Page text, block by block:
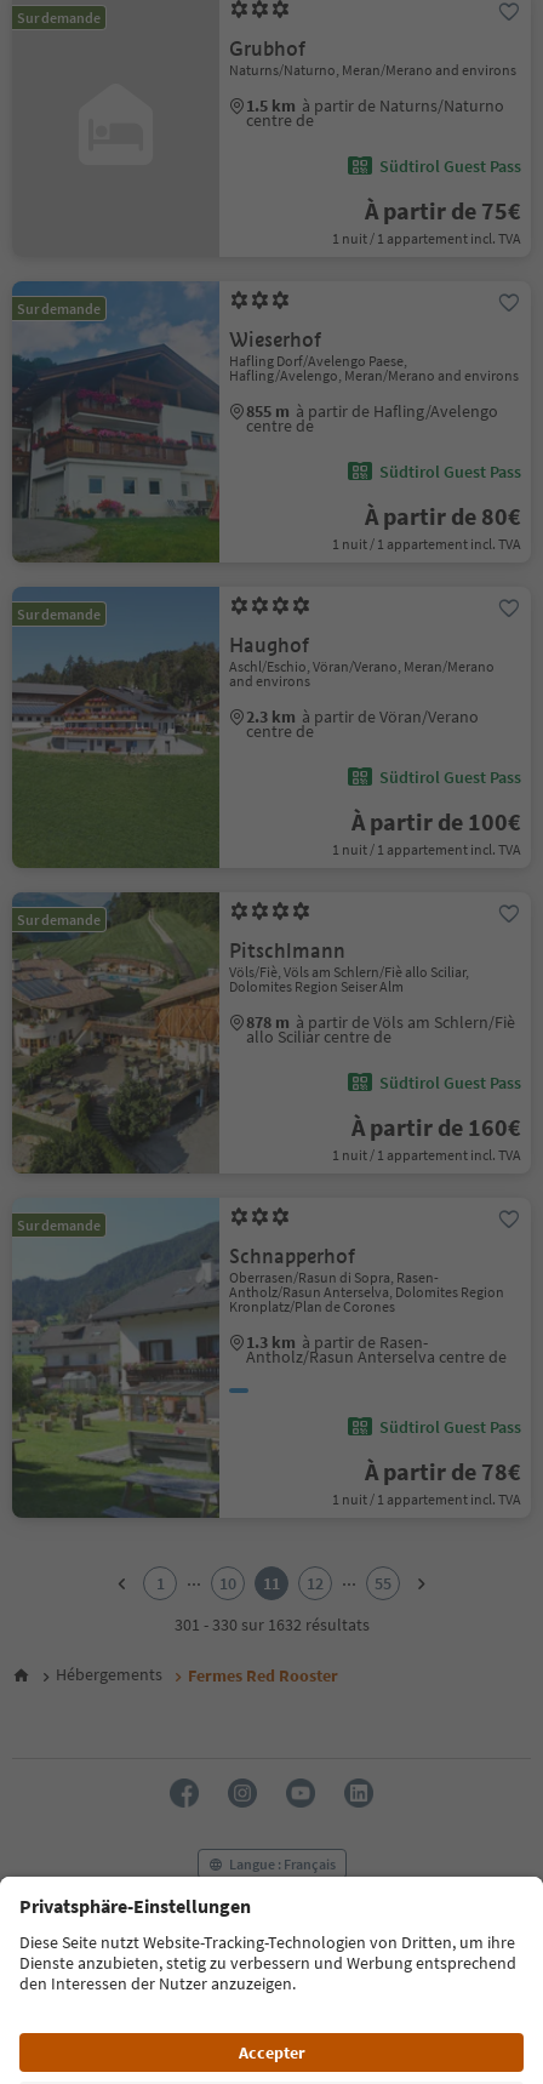
Sur demande
Grubhof
Naturns/Naturno, Meran/Merano and environs
1.5 km à partir de Naturns/Naturno
centre de
Südtirol Guest Pass
À partir de 75€
1 nuit / 1 appartement incl. TVA
Sur demande
Wieserhof
Hafling Dorf/Avelengo Paese,
Hafling/Avelengo, Meran/Merano and environs
855 m à partir de Hafling/Avelengo
centre de
Südtirol Guest Pass
À partir de 80€
1 nuit / 1 appartement incl. TVA
Sur demande
Haughof
Aschl/Eschio, Vöran/Verano, Meran/Merano
and environs
2.3 km à partir de Vöran/Verano
centre de
Südtirol Guest Pass
À partir de 100€
1 nuit / 1 appartement incl. TVA
Sur demande
Pitschlmann
Völs/Fiè, Völs am Schlern/Fiè allo Sciliar,
Dolomites Region Seiser Alm
878 m à partir de Völs am Schlern/Fiè
allo Sciliar centre de
Südtirol Guest Pass
À partir de 160€
1 nuit / 1 appartement incl. TVA
Sur demande
Schnapperhof
Oberrasen/Rasun di Sopra, Rasen-
Antholz/Rasun Anterselva, Dolomites Region
Kronplatz/Plan de Corones
1.3 km à partir de Rasen-
Antholz/Rasun Anterselva centre de
Südtirol Guest Pass
À partir de 78€
1 nuit / 1 appartement incl. TVA
6
16
17
18
19
21
1 ... 10 11 12 ...
55
301 - 330 sur 1632 résultats
Hébergements Fermes Red Rooster
Langue : Français
FAQ Contactez-nous Presse
MICE
Politique de confidentialité
Conditions générales
Empreinte
Déclaration d’accessibilité South Tyrol B2B